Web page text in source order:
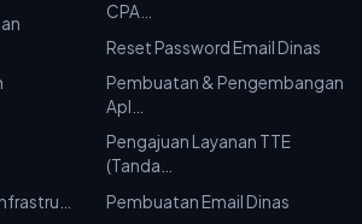
CPA…
Reset Password Email Dinas
Pembuatan & Pengembangan
Apl…
Pengajuan Layanan TTE
(Tanda…
Pembuatan Email Dinas